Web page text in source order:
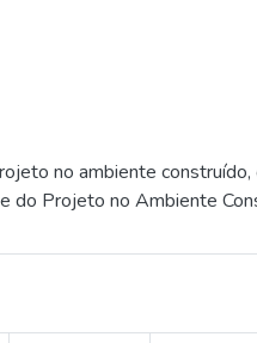
no ambiente construído,
do Projeto no Ambiente